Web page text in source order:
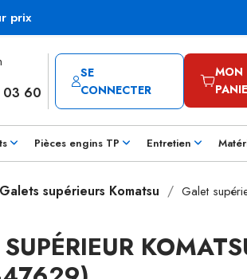
prix
03 60
SE
CONNECTER
MON
Pièces engins TP Entretien
Galets supérieurs Komatsu
Galet